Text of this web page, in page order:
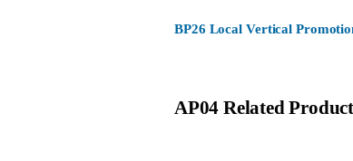
BP26 Local Vertical
AP04 Related